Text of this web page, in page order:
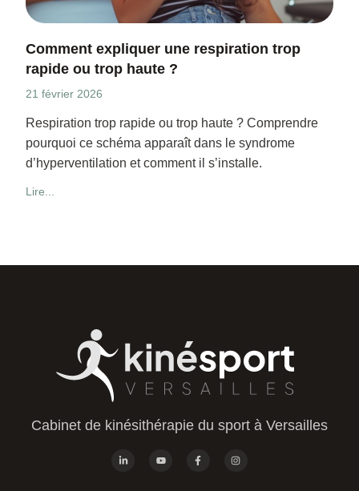
Comment expliquer une respiration trop
rapide ou trop haute ?
21 février 2026
Respiration trop rapide ou trop haute ? Comprendre
pourquoi ce schéma apparaît dans le syndrome
d’hyperventilation et comment il s’installe.
Lire...
Cabinet de kinésithérapie du sport à Versailles